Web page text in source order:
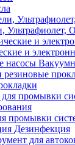
Ультрафиолет,
и
промывки
Дезинфекция